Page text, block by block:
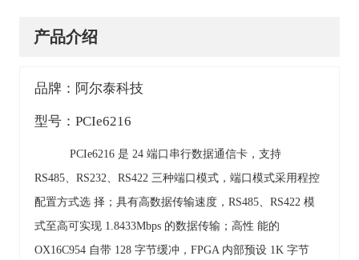
产品介绍
品牌：阿尔泰科技
型号： PCIe6216
PCIe6216 是 24 端口串行数据通信卡，支持
RS485、RS232、RS422 三种端口模式，端口模式采用程控
配置方式选 择；具有高数据传输速度，RS485、RS422 模
式至高可实现 1.8433Mbps 的数据传输；高性 能的
OX16C954 自带 128 字节缓冲，FPGA 内部预设 1K 字节